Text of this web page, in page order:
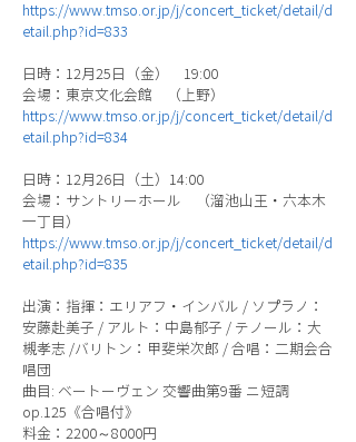
https://www.tmso.or.jp/j/concert_ticket/detail/d
etail.php?id=833
日時：12月25日（金） 19:00
会場：東京文化会館 （上野）
https://www.tmso.or.jp/j/concert_ticket/detail/d
etail.php?id=834
日時：12月26日（土）14:00
会場：サントリーホール （溜池山王・六本木
一丁目）
https://www.tmso.or.jp/j/concert_ticket/detail/d
etail.php?id=835
出演：指揮：エリアフ・インバル / ソプラノ：
安藤赴美子 / アルト：中島郁子 / テノール：大
槻孝志 /バリトン：甲斐栄次郎 / 合唱：二期会合
唱団
曲目: ベートーヴェン 交響曲第9番 ニ短調
op.125《合唱付》
料金：2200～8000円